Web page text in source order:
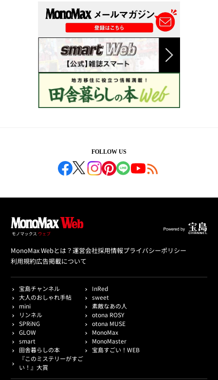
FOLLOW US
MonoMax Webとは？運営会社採用情報プライバシーポリシー
利用規約広告掲載について
宝島チャンネル
InRed
大人のおしゃれ手帖
sweet
mini
素敵なあの人
リンネル
otona ROSY
SPRiNG
otona MUSE
GLOW
MonoMax
smart
MonoMaster
田舎暮らしの本
宝島すごい！WEB
『このミステリーがすご
い！』大賞